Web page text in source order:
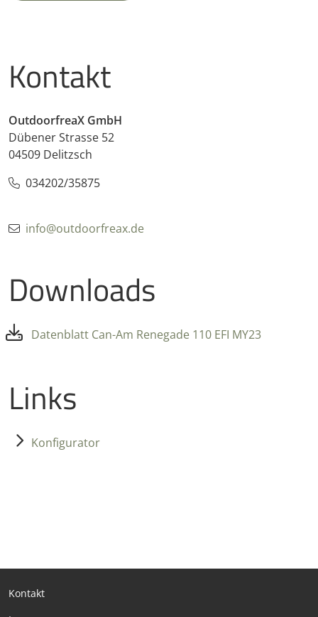
Kontakt
OutdoorfreaX GmbH
Dübener Strasse 52
04509 Delitzsch
034202/35875
info@outdoorfreax.de
Downloads
Datenblatt Can-Am Renegade 110 EFI MY23
Links
Konfigurator
Kontakt